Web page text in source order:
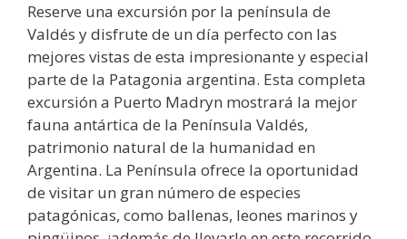
Reserve una excursión por la península de
Valdés y disfrute de un día perfecto con las
mejores vistas de esta impresionante y especial
parte de la Patagonia argentina. Esta completa
excursión a Puerto Madryn mostrará la mejor
fauna antártica de la Península Valdés,
patrimonio natural de la humanidad en
Argentina. La Península ofrece la oportunidad
de visitar un gran número de especies
patagónicas, como ballenas, leones marinos y